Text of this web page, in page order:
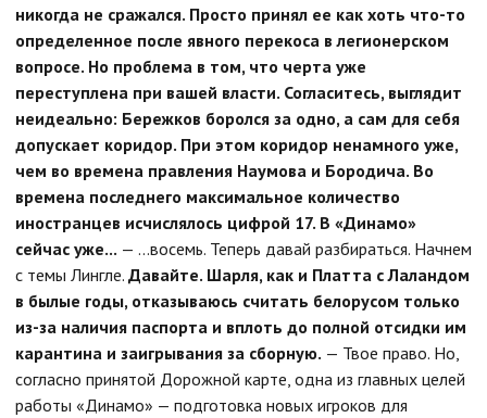
никогда не сражался. Просто принял ее как хоть что-то
определенное после явного перекоса в легионерском
вопросе. Но проблема в том, что черта уже
переступлена при вашей власти. Согласитесь, выглядит
неидеально: Бережков боролся за одно, а сам для себя
допускает коридор. При этом коридор ненамного уже,
чем во времена правления Наумова и Бородича. Во
времена последнего максимальное количество
иностранцев исчислялось цифрой 17. В «Динамо»
сейчас уже... — ...восемь. Теперь давай разбираться. Начнем
с темы Лингле. Давайте. Шарля, как и Платта с Лаландом
в былые годы, отказываюсь считать белорусом только
из-за наличия паспорта и вплоть до полной отсидки им
карантина и заигрывания за сборную. — Твое право. Но,
согласно принятой Дорожной карте, одна из главных целей
работы «Динамо» — подготовка новых игроков для